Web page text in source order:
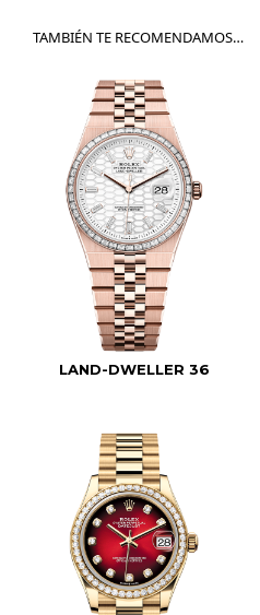
TAMBIÉN TE RECOMENDAMOS…
LAND-DWELLER 36